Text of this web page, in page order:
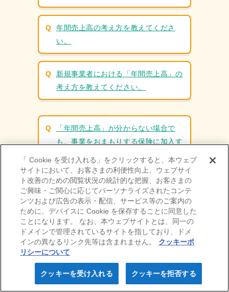
⼩売業
理容・美容業
建設業
その他業種
無料でご利⽤いただける
サービス（全業種共通）
申込み手続きの流れ・契約後の⼿続き
事故が起こったら
ニュース・お知らせ
よくある質問
会社情報 採用情報
IR情報
保険料⾒積り Webお申込み
年間売上高の考え方を教えてくださ
い。
新規事業者における「年間売上高」の
考え方を教えてください。
「年間売上高」が分からない場合で
も、事業をおまもりする保険に加入す
ることはできますか？
「事業をおまもりする保険」はインタ
ーネット販売の商品なので、対面販売
の商品と比べて事故対応が不安です
が、大丈夫ですか？
お知らせ・
「 Cookie を受け入れる」をクリックすると、本ウェブ
サイトにおいて、お客さまの利便性向上、ウェブサイ
ト改善のための閲覧状況の統計的な把握、お客さまの
ご興味・ご関心に応じてパーソナライズされたコンテ
ンツおよび広告の表示・配信、サービス等のご案内の
ために、デバイスに Cookie を保存することに同意した
ことになります。 なお、本ウェブサイトとは、同一の
ドメインで管理されているサイトを指しており、ドメ
インの異なるリンク先等は含まれません。
クッキーポ
リシーについて
クッキーを拒否する
クッキーを受け入れる